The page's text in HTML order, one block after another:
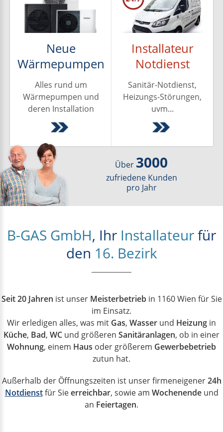
Neue
Wärmepumpen
Alles rund um
Wärmepumpen und
deren Installation
Installateur
Notdienst
Sanitär-Notdienst,
Heizungs-Störungen,
uvm...
Über 3000
zufriedene Kunden
pro Jahr
B-GAS GmbH, Ihr Installateurfür
den 16. Bezirk
Seit 20 Jahren ist unser Meisterbetriebin 1160 Wien für Sie
im Einsatz.
Wir erledigen alles, was mit Gas, Wasser und Heizung in
Küche, Bad, WC und größeren Sanitäranlagen, ob in einer
Wohnung, einem Haus oder größerem Gewerbebetrieb
zutun hat.
Außerhalb der Öffnungszeiten ist unser firmeneigener24h
Notdienstfür Sieerreichbar, sowie am Wochenendeund
an Feiertagen.